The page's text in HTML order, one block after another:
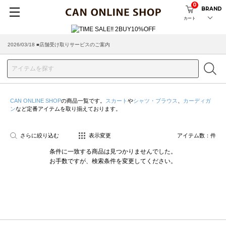
カート
0
BRAND
2026/03/18 ■店舗受け取りサービスのご案内
CAN ONLINE SHOPの商品一覧です。 スカート やシャツ・ブラウス
カーディガ
ンなど定番アイテムを取り揃えております。
さらに絞り込む 表示変更 アイテム数： 件
条件に一致する商品は見つかりませんでした。
お手数ですが、検索条件を変更してください。